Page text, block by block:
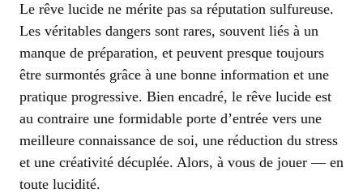
Le rêve lucide ne mérite pas sa réputation sulfureuse.
Les véritables dangers sont rares, souvent liés à un
manque de préparation, et peuvent presque toujours
être surmontés grâce à une bonne information et une
pratique progressive. Bien encadré, le rêve lucide est
au contraire une formidable porte d’entrée vers une
meilleure connaissance de soi, une réduction du stress
et une créativité décuplée. Alors, à vous de jouer — en
toute lucidité.